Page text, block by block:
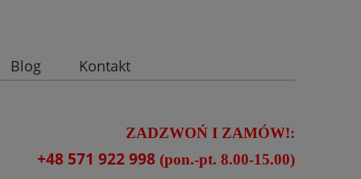
Blog Kontakt
ZADZWOŃ I ZAMÓW!:
+48 571 922 998 (pon.-pt. 8.00-15.00)